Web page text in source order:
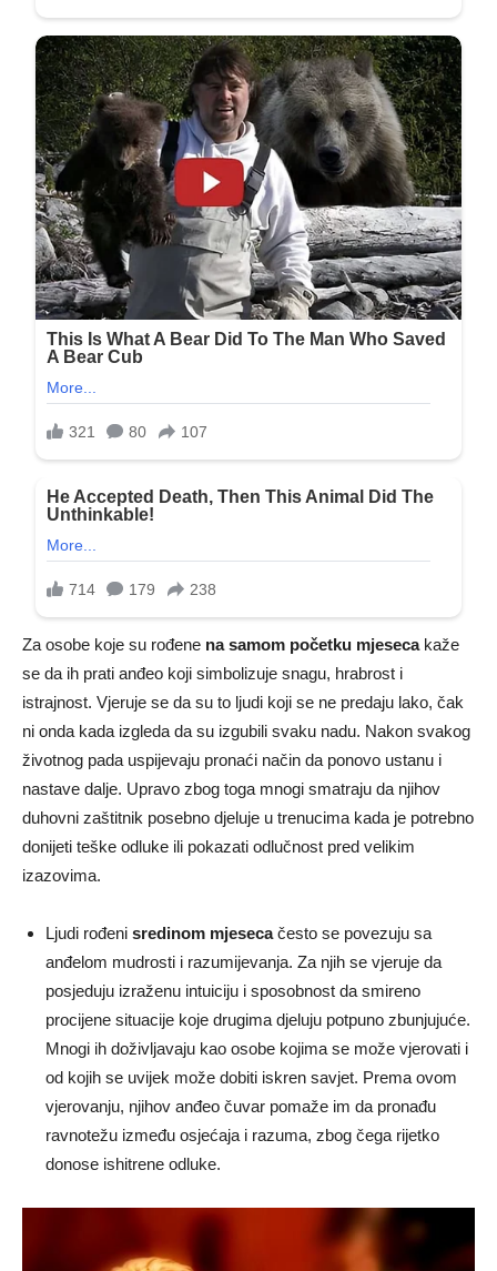
Za osobe koje su rođene na samom početku mjesecakaže
se da ih prati anđeo koji simbolizuje snagu, hrabrost i
istrajnost. Vjeruje se da su to ljudi koji se ne predaju lako, čak
ni onda kada izgleda da su izgubili svaku nadu. Nakon svakog
životnog pada uspijevaju pronaći način da ponovo ustanu i
nastave dalje. Upravo zbog toga mnogi smatraju da njihov
duhovni zaštitnik posebno djeluje u trenucima kada je potrebno
donijeti teške odluke ili pokazati odlučnost pred velikim
izazovima.
Ljudi rođeni sredinom mjesecačesto se povezuju sa
anđelom mudrosti i razumijevanja. Za njih se vjeruje da
posjeduju izraženu intuiciju i sposobnost da smireno
procijene situacije koje drugima djeluju potpuno zbunjujuće.
Mnogi ih doživljavaju kao osobe kojima se može vjerovati i
od kojih se uvijek može dobiti iskren savjet. Prema ovom
vjerovanju, njihov anđeo čuvar pomaže im da pronađu
ravnotežu između osjećaja i razuma, zbog čega rijetko
donose ishitrene odluke.